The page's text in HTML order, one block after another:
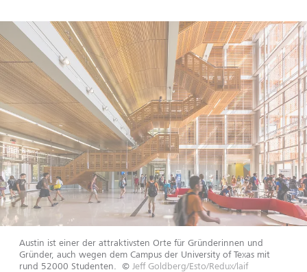
Austin ist einer der attraktivsten Orte für Gründerinnen und
Gründer, auch wegen dem Campus der University of Texas mit
rund 52000 Studenten.
© Jeff Goldberg/Esto/Redux/laif